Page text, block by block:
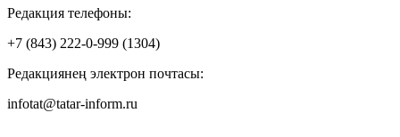
Редакция телефоны:
+7 (843) 222-0-999 (1304)
Редакциянең электрон почтасы:
infotat@tatar-inform.ru